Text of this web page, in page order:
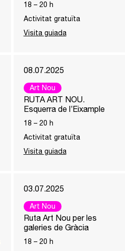
18 – 20 h
Activitat gratuïta
Visita guiada
08.07.2025
Art Nou
RUTA ART NOU.
Esquerra de l’Eixample
18 – 20 h
Activitat gratuïta
Visita guiada
03.07.2025
Art Nou
Ruta Art Nou per les
galeries de Gràcia
18 – 20 h